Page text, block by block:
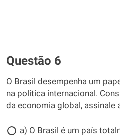
Questão 6
O Brasil desempenha um
na política internacional.
da economia global, assinale
a) O Brasil é um país